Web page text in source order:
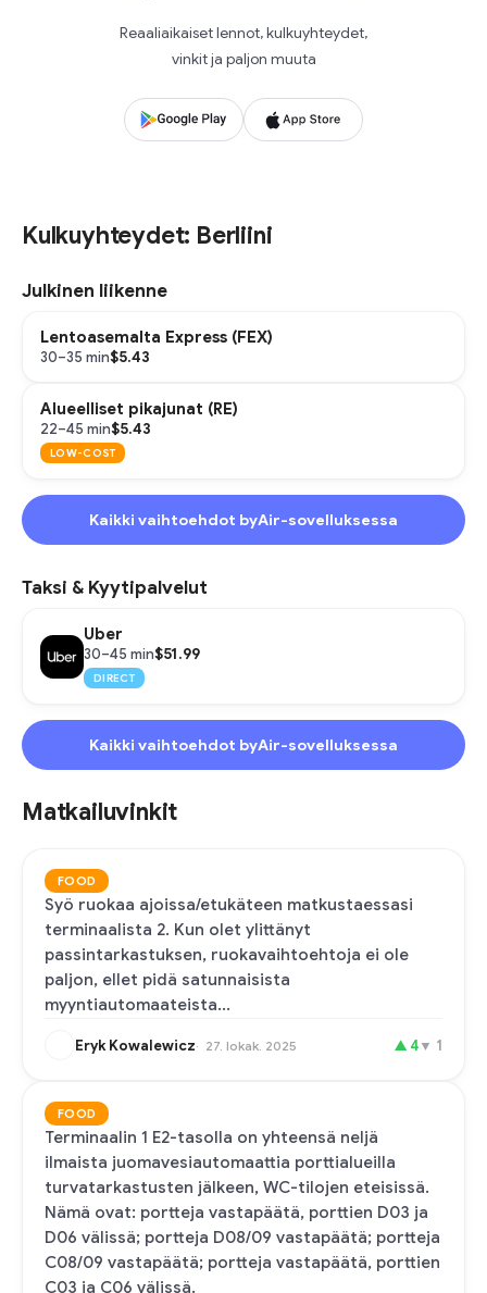
Reaaliaikaiset lennot, kulkuyhteydet,
vinkit ja paljon muuta
Kulkuyhteydet: Berliini
Julkinen liikenne
Lentoasemalta Express (FEX)
30–35 min$5.43
Alueelliset pikajunat (RE)
22–45 min$5.43
LOW-COST
Kaikki vaihtoehdot byAir-sovelluksessa
Taksi & Kyytipalvelut
Uber
30–45 min$51.99
DIRECT
Kaikki vaihtoehdot byAir-sovelluksessa
Matkailuvinkit
FOOD
Syö ruokaa ajoissa/etukäteen matkustaessasi
terminaalista 2. Kun olet ylittänyt
passintarkastuksen, ruokavaihtoehtoja ei ole
paljon, ellet pidä satunnaisista
myyntiautomaateista...
Eryk Kowalewicz 27. lokak. 2025 ▲ 4▼ 1
FOOD
Terminaalin 1 E2-tasolla on yhteensä neljä
ilmaista juomavesiautomaattia porttialueilla
turvatarkastusten jälkeen, WC-tilojen eteisissä.
Nämä ovat: portteja vastapäätä, porttien D03 ja
D06 välissä; portteja D08/09 vastapäätä; portteja
C08/09 vastapäätä; portteja vastapäätä, porttien
C03 ja C06 välissä.